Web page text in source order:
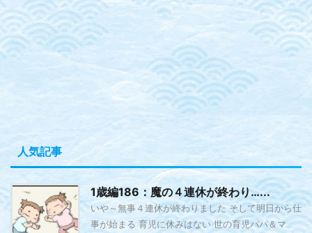
人気記事
1歳編186：魔の４連休が終わり…...
いや～無事４連休が終わりました そして明日から仕
事が始まる 育児に休みはない 世の育児パパ＆マ